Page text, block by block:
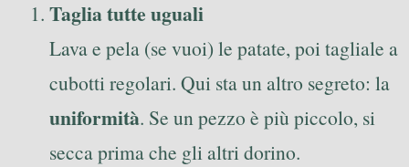
Taglia tutte uguali
Lava e pela (se vuoi) le patate, poi tagliale a
cubotti regolari. Qui sta un altro segreto: la
uniformità. Se un pezzo è più piccolo, si
secca prima che gli altri dorino.